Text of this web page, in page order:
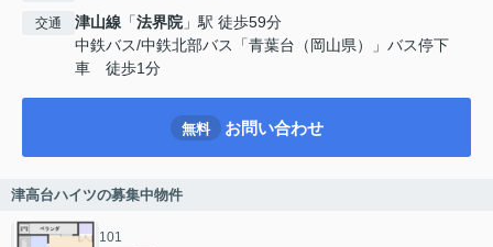
交通 津山線 「法界院 」駅 徒歩59分
中鉄バス/中鉄北部バス「青葉台（岡山県）」バス停下
車 徒歩1分
無料 お問い合わせ
津高台ハイツの募集中物件
101